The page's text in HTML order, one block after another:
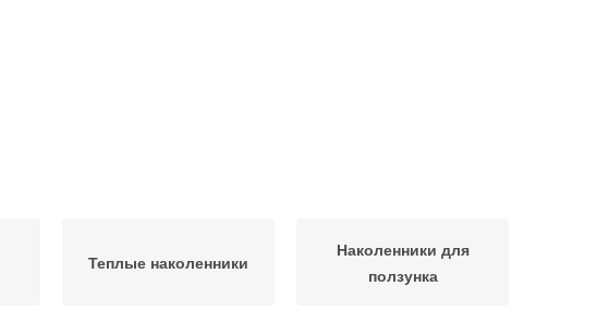
Теплые наколенники
Наколенники для
ползунка